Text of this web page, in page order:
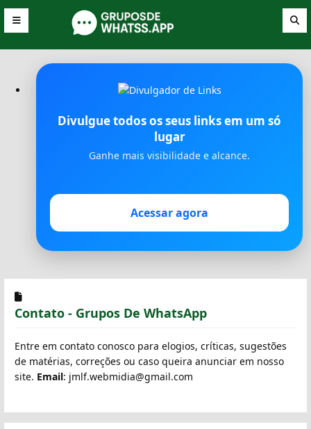
Divulgue todos os seus links em um só
lugar
Ganhe mais visibilidade e alcance.
Acessar agora
Contato - Grupos De WhatsApp
Entre em contato conosco para elogios, críticas, sugestões
de matérias, correções ou caso queira anunciar em nosso
site. Email: jmlf.webmidia@gmail.com